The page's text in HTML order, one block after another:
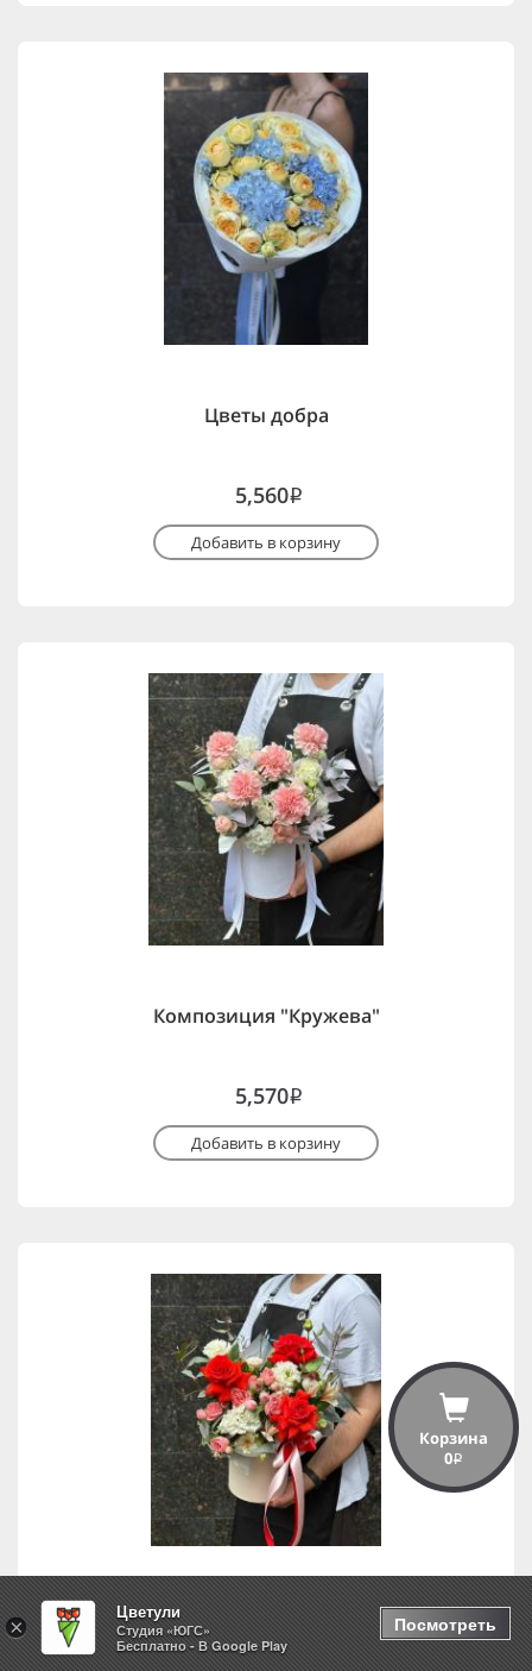
Цветы добра
5,560i
Добавить в корзину
Композиция "Кружева"
5,570i
Добавить в корзину
Яркий акцент
Корзина
0i
×
Цветули
Студия «ЮГС»
Бесплатно - В Google Play
Посмотреть